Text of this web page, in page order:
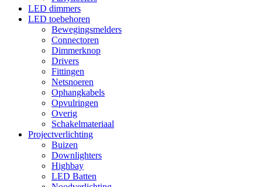
LED dimmers
LED toebehoren
Bewegingsmelders
Connectoren
Dimmerknop
Drivers
Fittingen
Netsnoeren
Ophangkabels
Opvulringen
Overig
Schakelmateriaal
Projectverlichting
Buizen
Downlighters
Highbay
LED Batten